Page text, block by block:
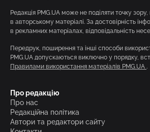
Редакція PMG.UA може не поділяти точку
в авторському матеріалі. За достовірність
в рекламних матеріалах, відповідальність
Передрук, поширення та інші способи
PMG.UA допускаються виключно у порядку,
Правилами використання матеріалів PMG.UA .
Про редакцію
Про нас
Редакційна політика
Автори та редактори сайту